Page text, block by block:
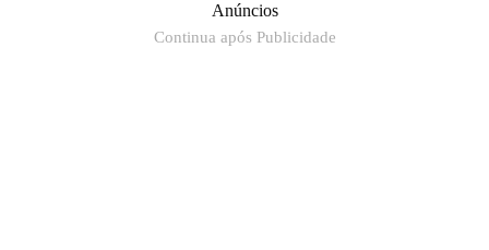
Anúncios
Continua após Publicidade